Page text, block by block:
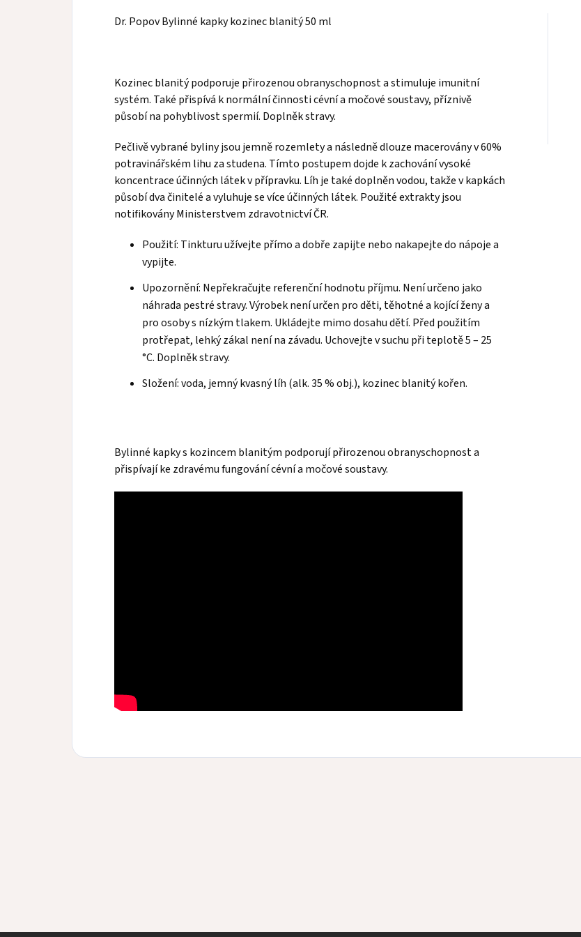
Dr. Popov Bylinné kapky kozinec blanitý 50 ml
Kozinec blanitý podporuje přirozenou obranyschopnost a stimuluje imunitní
systém. Také přispívá k normální činnosti cévní a močové soustavy, příznivě
působí na pohyblivost spermií. Doplněk stravy.
Pečlivě vybrané byliny jsou jemně rozemlety a následně dlouze macerovány v 60%
potravinářském lihu za studena. Tímto postupem dojde k zachování vysoké
koncentrace účinných látek v přípravku. Líh je také doplněn vodou, takže v kapkách
působí dva činitelé a vyluhuje se více účinných látek. Použité extrakty jsou
notifikovány Ministerstvem zdravotnictví ČR.
Použití: Tinkturu užívejte přímo a dobře zapijte nebo nakapejte do nápoje a
vypijte.
Upozornění: Nepřekračujte referenční hodnotu příjmu. Není určeno jako
náhrada pestré stravy. Výrobek není určen pro děti, těhotné a kojící ženy a
pro osoby s nízkým tlakem. Ukládejte mimo dosahu dětí. Před použitím
protřepat, lehký zákal není na závadu. Uchovejte v suchu při teplotě 5 – 25
°C. Doplněk stravy.
Složení: voda, jemný kvasný líh (alk. 35 % obj.), kozinec blanitý kořen.
Bylinné kapky s kozincem blanitým podporují přirozenou obranyschopnost a
přispívají ke zdravému fungování cévní a močové soustavy.